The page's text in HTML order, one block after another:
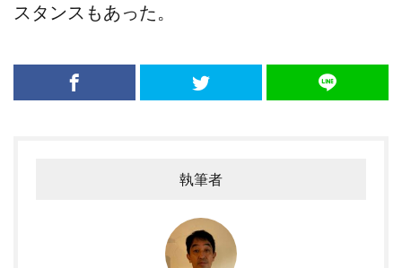
スタンスもあった。
執筆者